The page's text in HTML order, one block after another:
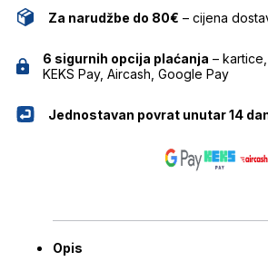
Za narudžbe do 80€ – cijena
6 sigurnih opcija plaćanja –
KEKS Pay, Aircash, Google Pay
Jednostavan povrat unutar 14
Opis